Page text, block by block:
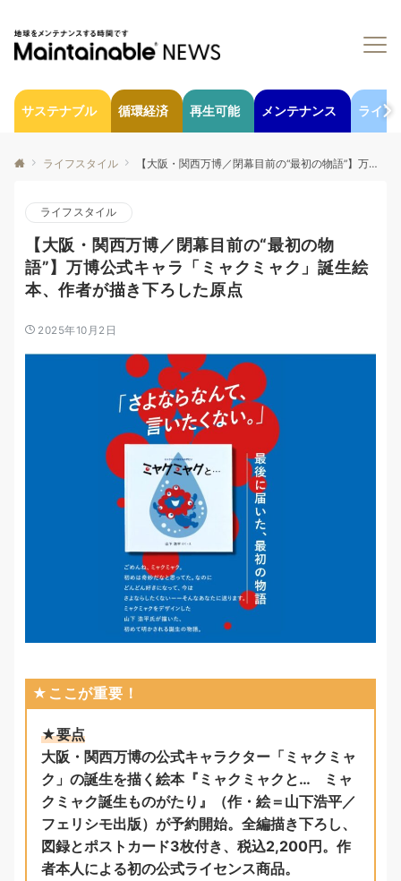
サステナブル 循環経済 再生可能 メンテナンス ライフ
ライフスタイル 【大阪・関西万博／閉幕目前の“最初の物語”】万博公式キャラ「ミャクミャク」誕生絵本、作者が描き下ろした原点
ライフスタイル
【大阪・関西万博／閉幕目前の“最初の物
語”】万博公式キャラ「ミャクミャク」誕生絵
本、作者が描き下ろした原点
2025年10月2日
★ここが重要！
★要点
大阪・関西万博の公式キャラクター「ミャクミャ
ク」の誕生を描く絵本『ミャクミャクと… ミャ
クミャク誕生ものがたり』（作・絵＝山下浩平／
フェリシモ出版）が予約開始。全編描き下ろし、
図録とポストカード3枚付き、税込2,200円。作
者本人による初の公式ライセンス商品。